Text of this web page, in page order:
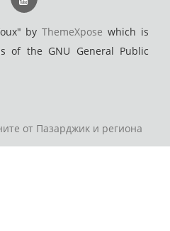
byThemeXpose which is
of the GNU General Public
от Пазарджик и региона